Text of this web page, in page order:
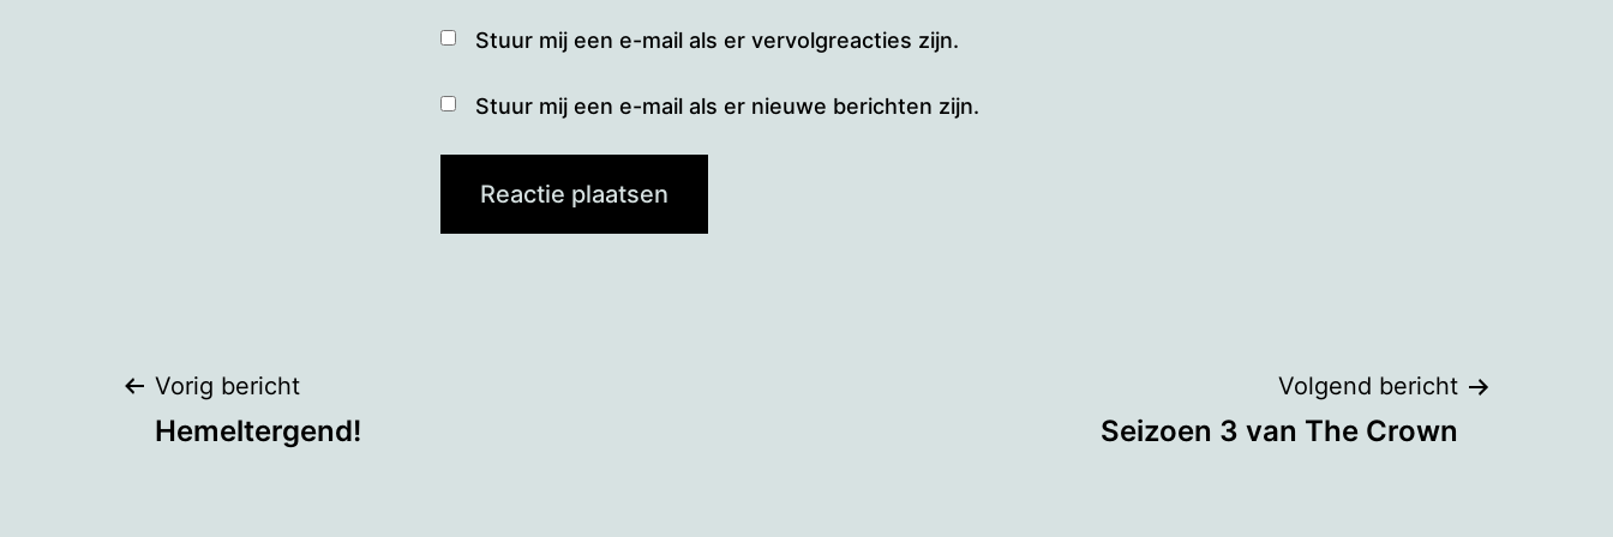
Stuur mij een e-mail als er vervolgreacties zijn.
Stuur mij een e-mail als er nieuwe berichten zijn.
Bericht
Vorig bericht
Hemeltergend!
Volgend bericht
Seizoen 3 van The Crown